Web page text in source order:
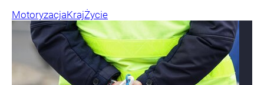
MotoryzacjaKrajŻycie